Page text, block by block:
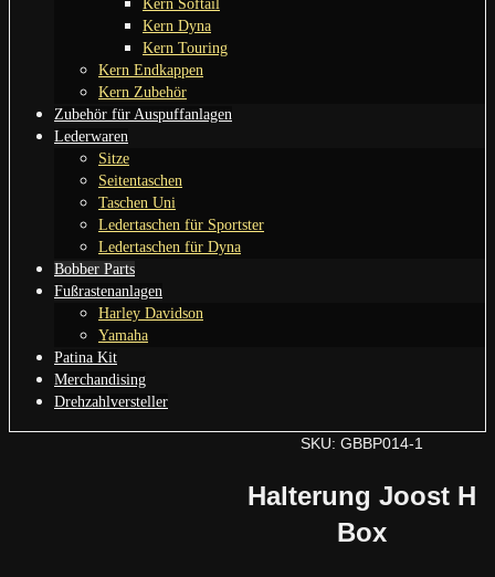
Kern Softail
Kern Dyna
Kern Touring
Kern Endkappen
Kern Zubehör
Zubehör für Auspuffanlagen
Lederwaren
Sitze
Seitentaschen
Taschen Uni
Ledertaschen für Sportster
Ledertaschen für Dyna
Bobber Parts
Fußrastenanlagen
Harley Davidson
Yamaha
Patina Kit
Merchandising
Drehzahlversteller
SKU: GBBP014-1
Halterung Joost H
Box